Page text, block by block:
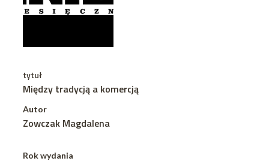
tytuł
Między tradycją a komercją
Autor
Zowczak Magdalena
Rok wydania